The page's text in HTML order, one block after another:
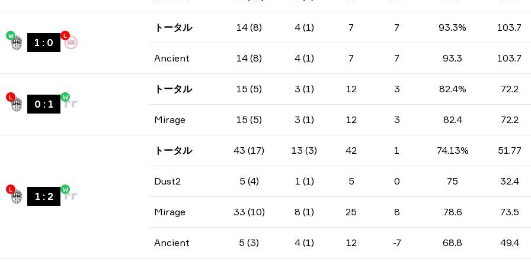
W
1 : 0
L
トータル 14 (8) 4 (1) 7 7 93.3% 103.7
Ancient 14 (8) 4 (1) 7 7 93.3 103.7
L
0 : 1
W
トータル 15 (5) 3 (1) 12 3 82.4% 72.2
Mirage 15 (5) 3 (1) 12 3 82.4 72.2
L
1 : 2
W
トータル 43 (17) 13 (3) 42 1 74.13% 51.77
Dust2 5 (4) 1 (1) 5 0 75 32.4
Mirage 33 (10) 8 (1) 25 8 78.6 73.5
Ancient 5 (3) 4 (1) 12 -7 68.8 49.4